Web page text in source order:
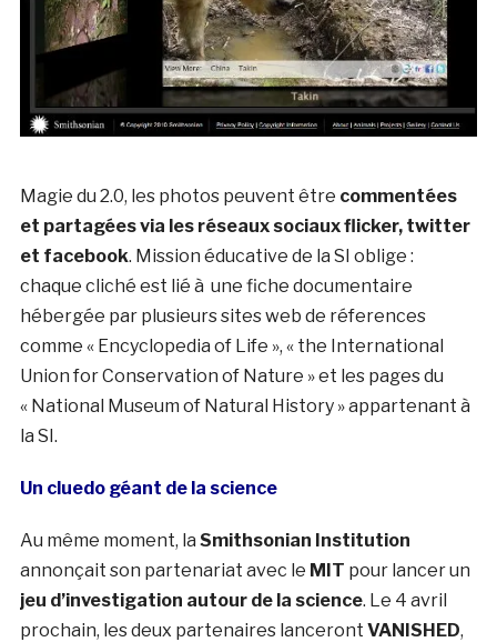
Magie du 2.0, les photos peuvent être commentées
et partagées via les réseaux sociaux flicker, twitter
et facebook. Mission éducative de la SI oblige :
chaque cliché est lié à une fiche documentaire
hébergée par plusieurs sites web de réferences
comme « Encyclopedia of Life », « the International
Union for Conservation of Nature » et les pages du
« National Museum of Natural History » appartenant à
la SI.
Un cluedo géant de la science
Au même moment, la Smithsonian Institution
annonçait son partenariat avec le MIT pour lancer un
jeu d’investigation autour de la science. Le 4 avril
prochain, les deux partenaires lanceront VANISHED,